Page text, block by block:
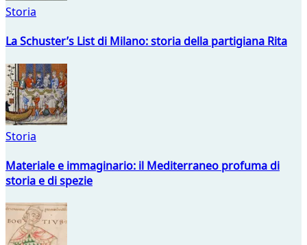
Storia
La Schuster’s List di Milano: storia della partigiana Rita
Storia
Materiale e immaginario: il Mediterraneo profuma di
storia e di spezie